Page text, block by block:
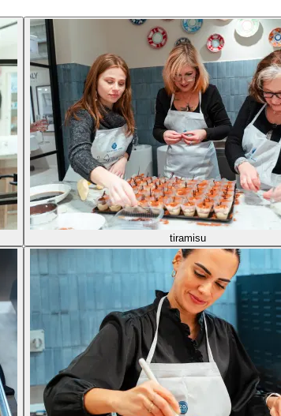
tiramisu